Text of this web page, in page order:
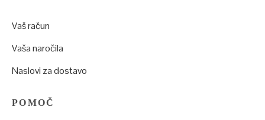
Vaš račun
Vaša naročila
Naslovi za dostavo
POMOČ